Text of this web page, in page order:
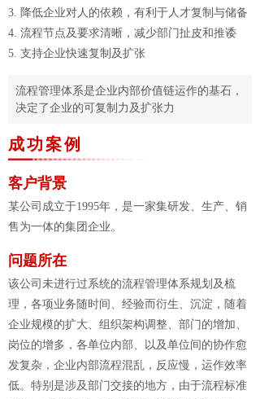
3. 降低企业对人的依赖，有利于人才复制与储备
4. 流程节点及要求清晰，减少部门扯皮和推诿
5. 支持企业快速复制及扩张
流程管理体系是企业内部价值链运作的基石，
决定了企业的可复制力及扩张力
成功案例
客户背景
某公司成立于1995年，是一家集研发、生产、销
售为一体的集团企业。
问题所在
该公司未进行过系统的流程管理体系规划及梳
理，各项业务随时间、经验而衍生、沉淀，随着
企业规模的扩大、组织架构调整、部门的增加、
岗位的增多，各单位内部、以及单位间的协作愈
发复杂，企业内部流程混乱，反应慢，运作效率
低。特别是涉及部门交接的地方，由于流程标准